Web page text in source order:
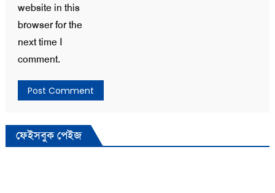
website in this
browser for the
next time I
comment.
ফেইসবুক পেইজ